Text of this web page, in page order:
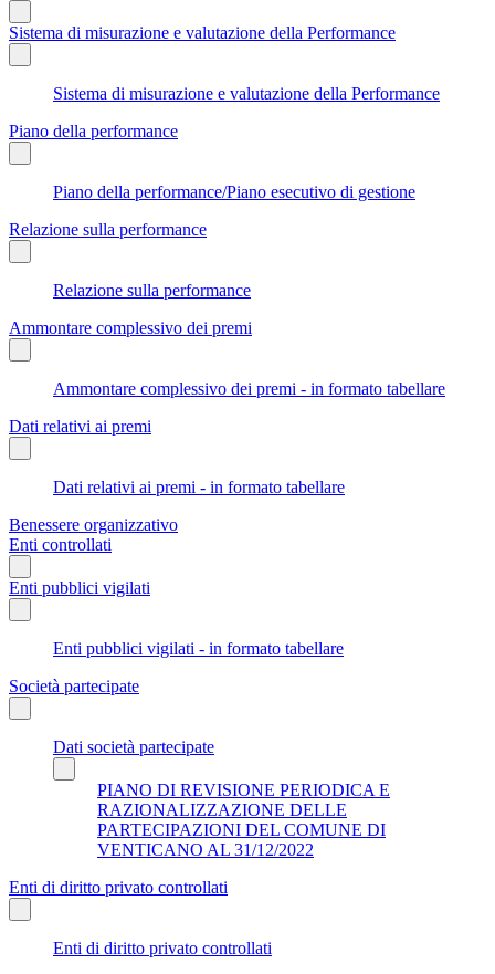
Sistema di misurazione e valutazione della Performance
Sistema di misurazione e valutazione della Performance
Piano della performance
Piano della performance/Piano esecutivo di gestione
Relazione sulla performance
Relazione sulla performance
Ammontare complessivo dei premi
Ammontare complessivo dei premi - in formato tabellare
Dati relativi ai premi
Dati relativi ai premi - in formato tabellare
Benessere organizzativo
Enti controllati
Enti pubblici vigilati
Enti pubblici vigilati - in formato tabellare
Società partecipate
Dati società partecipate
PIANO DI REVISIONE PERIODICA E
RAZIONALIZZAZIONE DELLE
PARTECIPAZIONI DEL COMUNE DI
VENTICANO AL 31/12/2022
Enti di diritto privato controllati
Enti di diritto privato controllati